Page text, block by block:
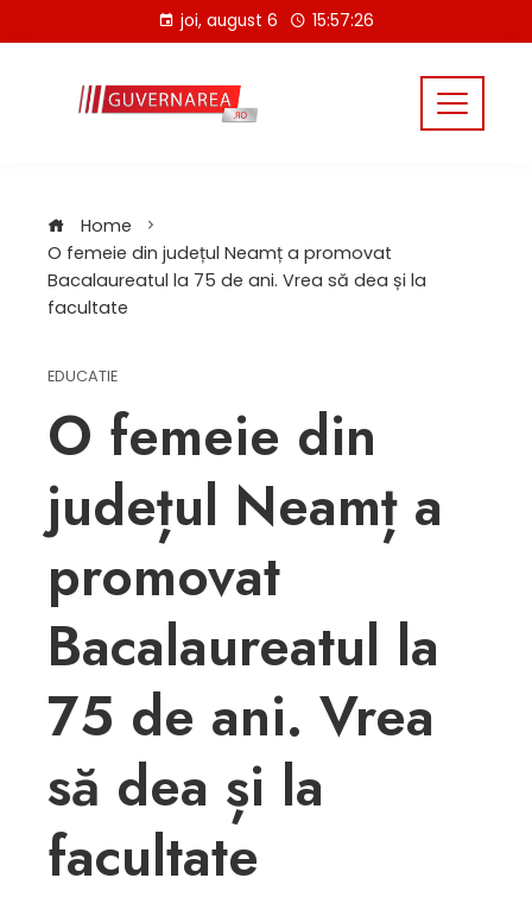
to
joi, august 6 15:57:26
Home
O femeie din județul Neamț a promovat
Bacalaureatul la 75 de ani. Vrea să dea și la
facultate
EDUCATIE
O femeie din
județul Neamț a
promovat
Bacalaureatul la
75 de ani. Vrea
să dea și la
facultate